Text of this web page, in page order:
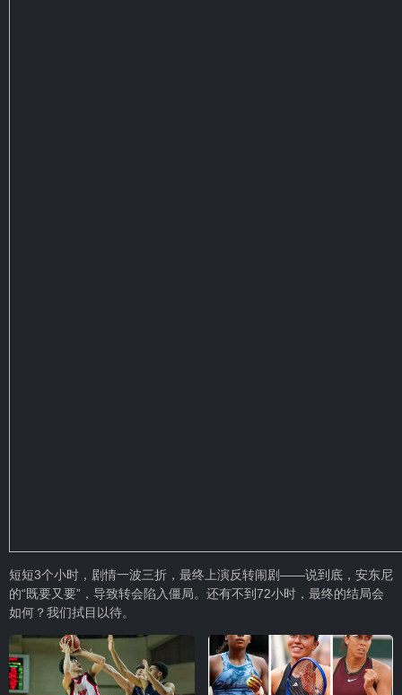
短短3个小时，剧情一波三折，最终上演反转闹剧——说到底，安东尼
的“既要又要”，导致转会陷入僵局。还有不到72小时，最终的结局会
如何？我们拭目以待。